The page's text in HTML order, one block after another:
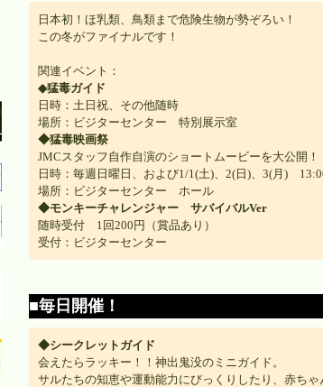
日本初！ほ乳類、鳥類まで危険生物が勢ぞろい！
この冬がファイナルです！
関連イベント：
◆猛毒ガイド
日時：土日祝、その他随時
場所：ビジターセンター 特別展示室
◆猛毒映画祭
JMCスタッフ自作自演のショートムービーを大公開！
日時：毎週日曜日、および1/1(土)、2(日)、3(月)
場所：ビジターセンター ホール
◆モンキーチャレンジャー サバイバルVer
随時受付 1回200円（賞品あり）
受付：ビジターセンター
■毎日開催！
◆シークレットガイド
会えたらラッキー！！神出鬼没のミニガイド。
サルたちの知恵や運動能力にびっくりしたり、赤ち